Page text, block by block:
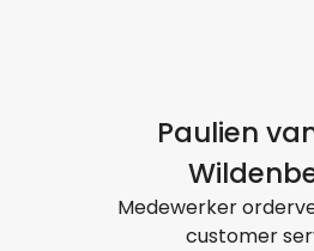
Paulien
Medewerker
customer